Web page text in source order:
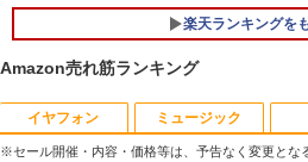
楽天ランキングを
1
ポイント10倍
プ
1
アースドリー
21.5型〜27型
1
はだしのゲン
庫コミック版
Amazon売れ筋ランキング
イヤフォン ミュージック
※セール開催・内容・価格等は、予告なく変更とな